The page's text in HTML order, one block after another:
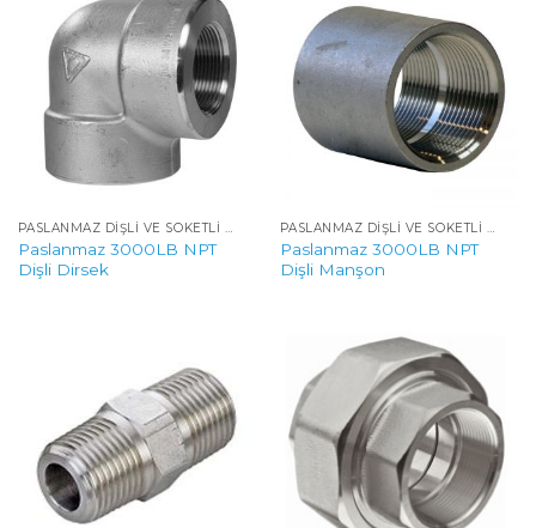
PASLANMAZ DIŞLI VE SOKETLI YÜKSEK BASINÇLI FITTINGS
Paslanmaz 3000LB NPT
Dişli Dirsek
PASLANMAZ DIŞLI VE SOKETLI YÜKSEK BASINÇLI FITTINGS
Paslanmaz 3000LB NPT
Dişli Manşon